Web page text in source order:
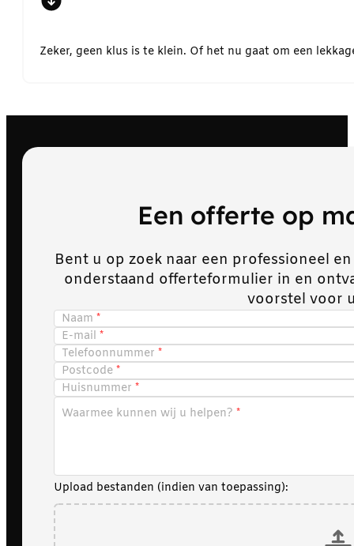
Zeker, geen klus is te klein. Of het nu gaat om een
Een offerte op
Bent u op zoek naar een professioneel
onderstaand offerteformulier in en
voorstel voor
Naam
E-mail
Telefoonnummer
Postcode
Huisnummer
Waarmee kunnen wij u helpen?
Upload bestanden (indien van toepassing):